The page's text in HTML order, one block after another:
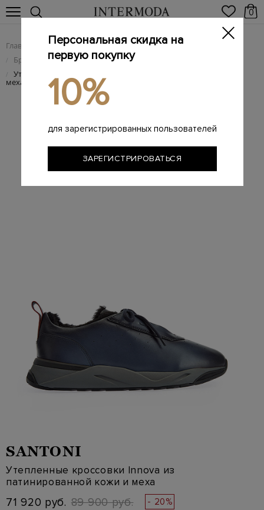
0
Главная Мужчинам / Брендовая мужская обувь
/ Брендовые мужские кроссовки
/ Утепленные кроссовки Innova из патинированной кожи и
меха
SANTONI
Утепленные кроссовки Innova из
патинированной кожи и меха
71 920 руб. 89 900 руб. - 20%
Персональная скидка на
первую покупку
10%
для зарегистрированных пользователей
ЗАРЕГИСТРИРОВАТЬСЯ